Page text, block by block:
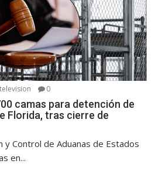
0
camas para detención de
Florida, tras cierre de
y Control de Aduanas de Estados
en...